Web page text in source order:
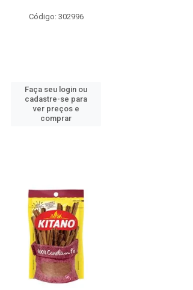
Código: 302996
Faça seu login ou
cadastre-se para
ver preços e
comprar